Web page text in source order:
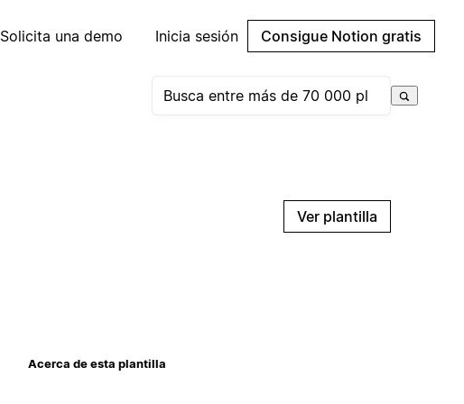
Solicita una demo Inicia sesión Consigue Notion gratis
Ver plantilla
Acerca de esta plantilla